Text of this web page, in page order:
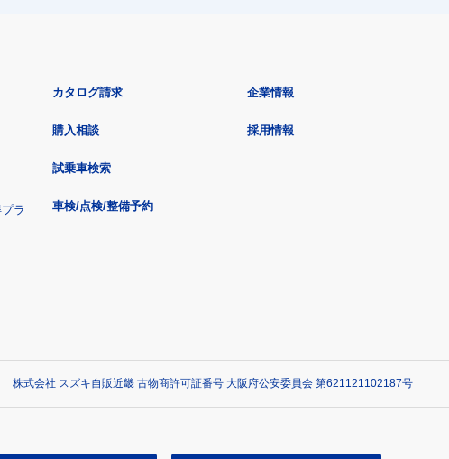
ラ
カタログ請求
購入相談
試乗車検索
車検/点検/整備予約
企業情報
採用情報
株式会社 スズキ自販近畿 古物商許可証番号 大阪府公安委員会 第621121102187号